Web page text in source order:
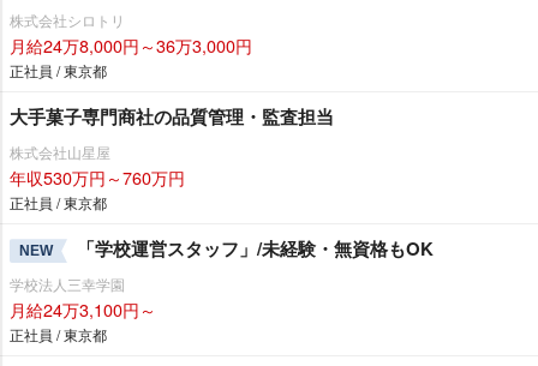
株式会社シロトリ
月給24万8,000円～36万3,000円
正社員 / 東京都
大手菓子専門商社の品質管理・監査担当
株式会社山星屋
年収530万円～760万円
正社員 / 東京都
NEW 「学校運営スタッフ」/未経験・無資格もOK
学校法人三幸学園
月給24万3,100円～
正社員 / 東京都